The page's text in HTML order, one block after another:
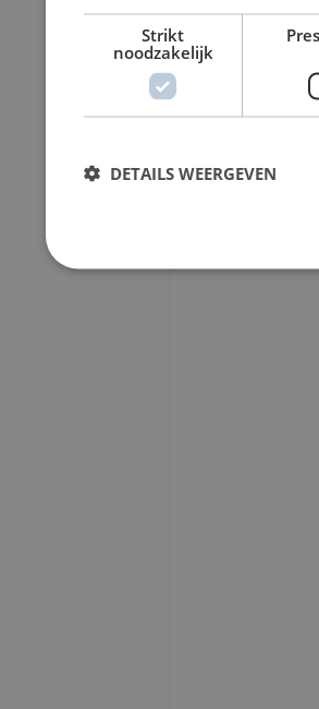
Strikt
noodzakelijk
DETAILS WEERGEVEN